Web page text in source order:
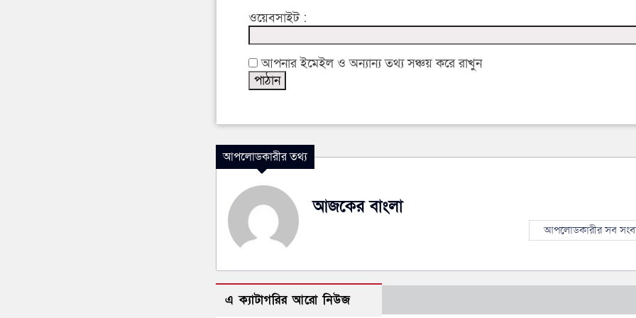
ওয়েবসাইট :
আপনার ইমেইল ও অন্যান্য তথ্য সঞ্চয় করে রাখুন
আপলোডকারীর তথ্য
আজকের বাংলা
আপলোডকারীর সব
এ ক্যাটাগরির আরো নিউজ